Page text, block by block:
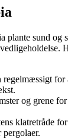
plante sund og
for
og grene
klatretråde
pergolaer.